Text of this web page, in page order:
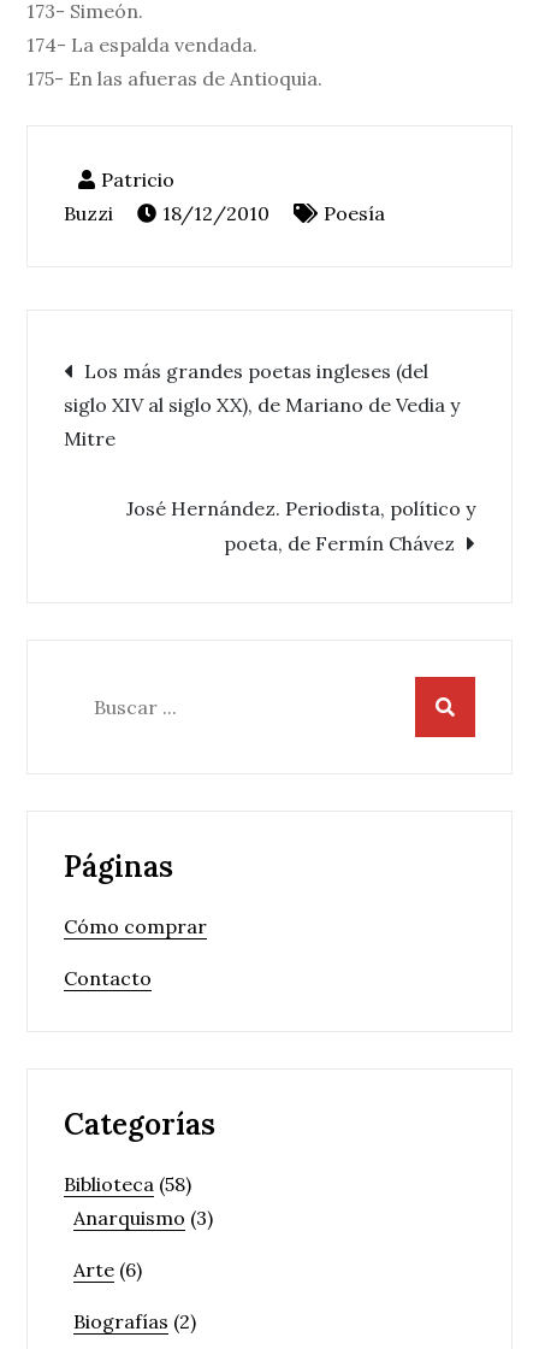
173- Simeón.
174- La espalda vendada.
175- En las afueras de Antioquia.
18/12/2010 Poesía
Navegación
de
entradas
Los más grandes poetas ingleses (del
siglo XIV al siglo XX), de Mariano de Vedia y
Mitre
José Hernández. Periodista, político y
poeta, de Fermín Chávez
Páginas
Cómo comprar
Contacto
Categorías
Biblioteca (58)
Anarquismo (3)
Arte (6)
Biografías (2)